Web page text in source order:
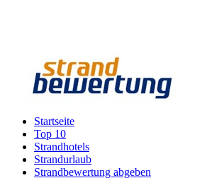
Startseite
Top 10
Strandhotels
Strandurlaub
Strandbewertung abgeben